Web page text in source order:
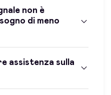
non è
di meno
assistenza sulla